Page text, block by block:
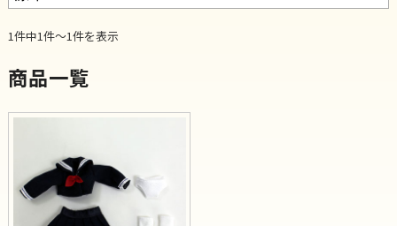
1件中1件～1件を表示
商品一覧